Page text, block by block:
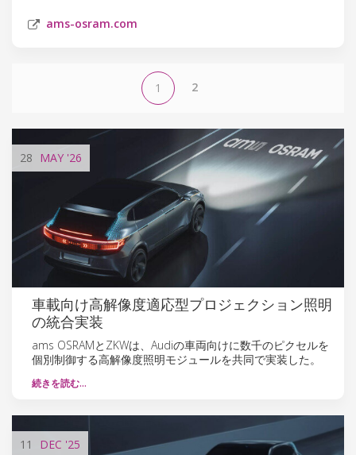
ams-osram.com
1 2
28 MAY '26
車載向け高解像度適応型プロジェクション照明
の統合実装
ams OSRAMとZKWは、Audiの車両向けに数千のピクセルを
個別制御する高解像度照明モジュールを共同で実装した。
続きを読む…
11 DEC '25